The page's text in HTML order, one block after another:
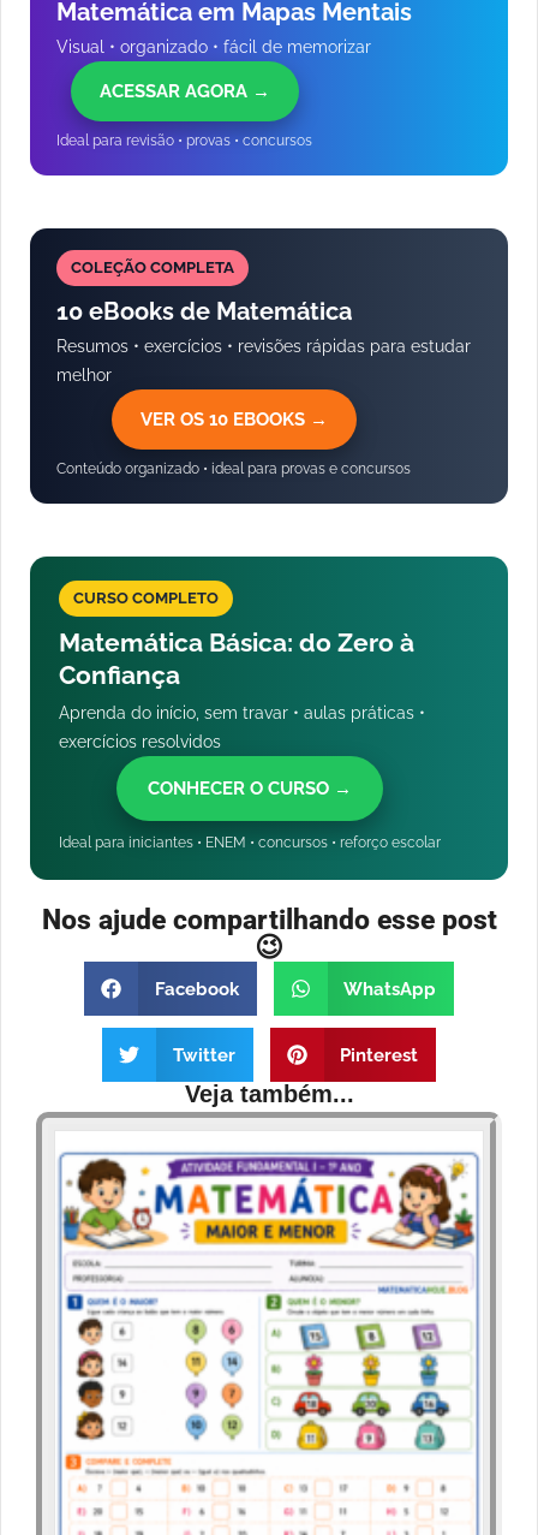
Matemática em Mapas Mentais
Visual • organizado • fácil de memorizar
ACESSAR AGORA →
Ideal para revisão • provas • concursos
COLEÇÃO COMPLETA
10 eBooks de Matemática
Resumos • exercícios • revisões rápidas para estudar
melhor
VER OS 10 EBOOKS →
Conteúdo organizado • ideal para provas e concursos
CURSO COMPLETO
Matemática Básica: do Zero à
Confiança
Aprenda do início, sem travar • aulas práticas •
exercícios resolvidos
CONHECER O CURSO →
Ideal para iniciantes • ENEM • concursos • reforço escolar
Nos ajude compartilhando esse post
😉
Facebook WhatsApp
Twitter Pinterest
Veja também...